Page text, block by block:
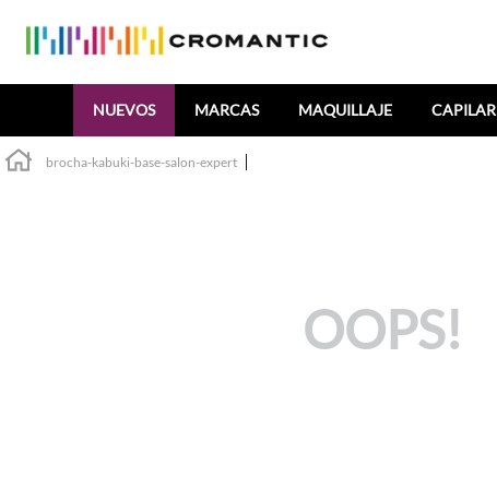
NUEVOS MARCAS MAQUILLAJE CAPILAR
brocha-kabuki-base-salon-expert
OOPS!